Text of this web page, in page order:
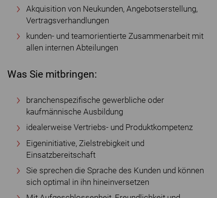
Akquisition von Neukunden, Angebotserstellung,
Vertragsverhandlungen
kunden- und teamorientierte Zusammenarbeit mit
allen internen Abteilungen
Was Sie mitbringen:
branchenspezifische gewerbliche oder
kaufmännische Ausbildung
idealerweise Vertriebs- und Produktkompetenz
Eigeninitiative, Zielstrebigkeit und
Einsatzbereitschaft
Sie sprechen die Sprache des Kunden und können
sich optimal in ihn hineinversetzen